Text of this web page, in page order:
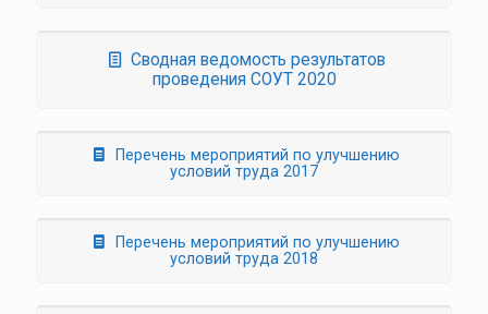
Сводная ведомость результатов
проведения СОУТ 2020
Перечень мероприятий по улучшению
условий труда 2017
Перечень мероприятий по улучшению
условий труда 2018